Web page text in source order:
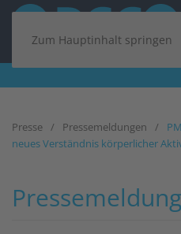
Zum Hauptinhalt springen
Presse Pressemeldungen
neues Verständnis körperlicher